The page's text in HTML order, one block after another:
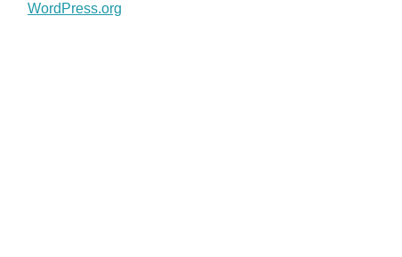
WordPress.org